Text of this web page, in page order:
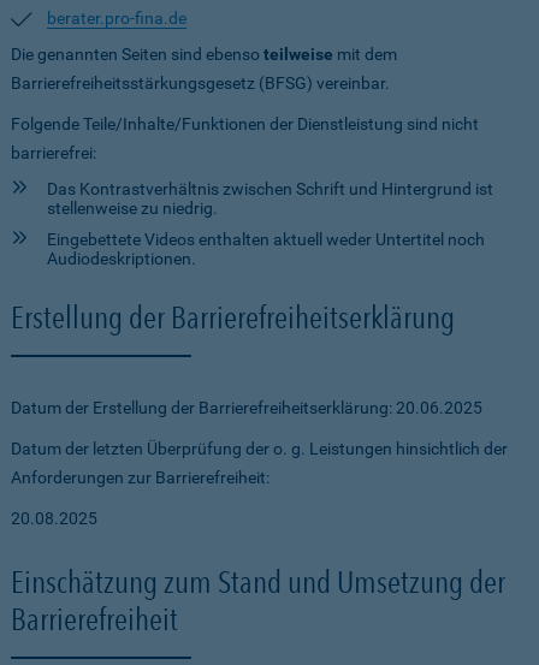
berater.pro-fina.de
Die genannten Seiten sind ebensoteilweise mit dem
Barrierefreiheitsstärkungsgesetz (BFSG) vereinbar.
Folgende Teile/Inhalte/Funktionen der Dienstleistung sind nicht
barrierefrei:
Das Kontrastverhältnis zwischen Schrift und Hintergrund ist
stellenweise zu niedrig.
Eingebettete Videos enthalten aktuell weder Untertitel noch
Audiodeskriptionen.
Erstellung der Barrierefreiheitserklärung
Datum der Erstellung der Barrierefreiheitserklärung: 20.06.2025
Datum der letzten Überprüfung der o. g. Leistungen hinsichtlich der
Anforderungen zur Barrierefreiheit:
20.08.2025
Einschätzung zum Stand und Umsetzung der
Barrierefreiheit